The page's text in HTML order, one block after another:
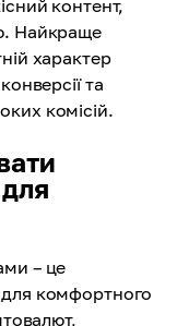
контент,
Найкраще
характер
та
комісій.
– це
комфортного